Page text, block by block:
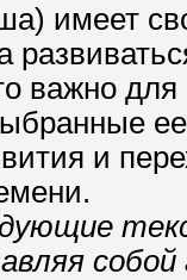
имеет
важно для
и